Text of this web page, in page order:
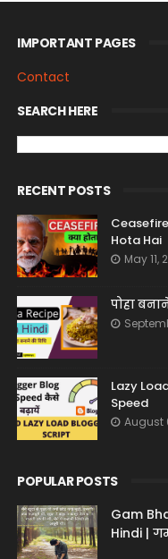
IMPORTANT PAGES
Contact
SEARCH HERE
RECENT POSTS
Hota Hai
May 11,
पोहा
Lazy
Speed
August
POPULAR POSTS
Gam
Hindi |